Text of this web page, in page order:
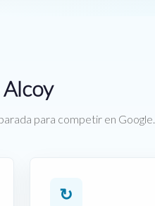
para competir en Google.
↻